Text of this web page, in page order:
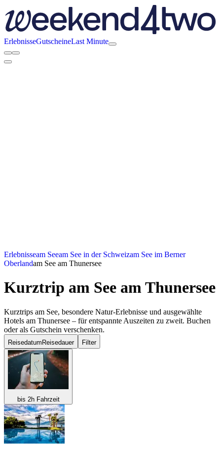
ErlebnisseGutscheineLast Minute
Erlebnisseam Seeam See in der Schweizam See im Berner
Oberlandam See am Thunersee
Kurztrip am See am Thunersee
Kurztrips am See, besondere Natur-Erlebnisse und ausgewählte
Hotels am Thunersee – für entspannte Auszeiten zu zweit. Buchen
oder als Gutschein verschenken.
Reisedatum Reisedauer Filter
bis 2h Fahrzeit